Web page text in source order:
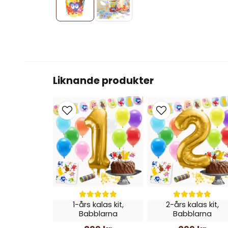
Liknande produkter
1-års kalas kit,
Babblarna
2-års kalas kit,
Babblarna